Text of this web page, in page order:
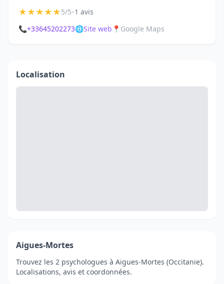
★★★★★5/5•1 avis
📞+33645202273🌐Site web 📍 Google Maps
Localisation
Aigues-Mortes
Trouvez les 2 psychologues à Aigues-Mortes (Occitanie).
Localisations, avis et coordonnées.